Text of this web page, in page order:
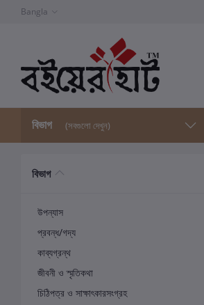
Bangla
বিভাগ (সবগুলো দেখুন)
বিভাগ
উপন্যাস
প্রবন্ধ/গদ্য
কাব্যগ্রন্থ
জীবনী ও স্মৃতিকথা
চিঠিপত্র ও সাক্ষাৎকারসংগ্রহ